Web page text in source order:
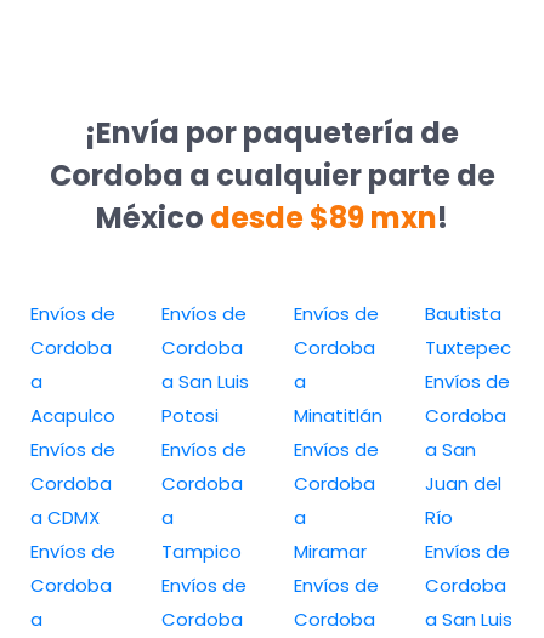
¡Envía por paquetería de
Cordoba a cualquier parte de
México desde $89 mxn!
Envíos de
Cordoba
a
Acapulco
Envíos de
Cordoba
a CDMX
Envíos de
Cordoba
a
Envíos de
Cordoba
a San Luis
Potosi
Envíos de
Cordoba
a
Tampico
Envíos de
Cordoba
Envíos de
Cordoba
a
Minatitlán
Envíos de
Cordoba
a
Miramar
Envíos de
Cordoba
Bautista
Tuxtepec
Envíos de
Cordoba
a San
Juan del
Río
Envíos de
Cordoba
a San Luis